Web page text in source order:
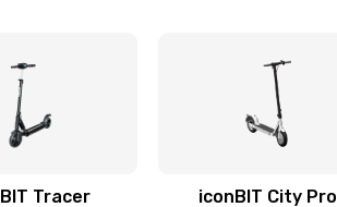
Tracer iconBIT City Pro